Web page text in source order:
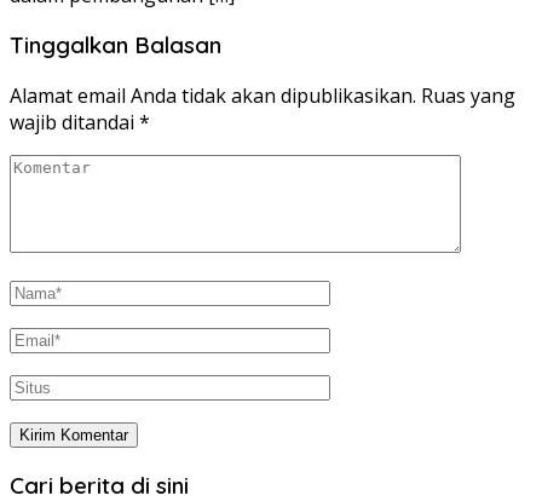
Tinggalkan Balasan
Alamat email Anda tidak akan dipublikasikan. Ruas yang
wajib ditandai *
Cari berita di sini